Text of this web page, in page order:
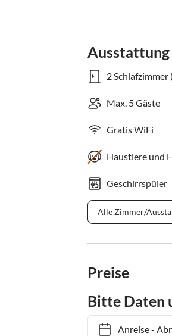
Ausstattung
2 Schlafzimmer
Max. 5 Gäste
Gratis WiFi
Haustiere und
Geschirrspüler
Alle Zimmer/
Preise
Bitte Daten
Anreise-